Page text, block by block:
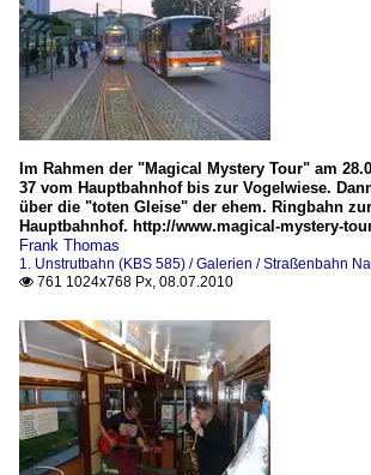
Im Rahmen der "Magical Mystery Tour" am
37 vom Hauptbahnhof bis zur Vogelwiese.
über die "toten Gleise" der ehem. Ringbahn
Hauptbahnhof. http://www.magical-mystery-
Frank Thomas
1. Unstrutbahn (KBS 585) / Galerien / Straßenbahn
 761 1024x768 Px, 08.07.2010